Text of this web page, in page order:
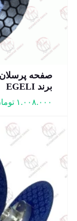
برند EGELI
۱.۰۰۸.۰۰۰